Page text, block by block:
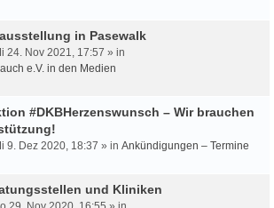
in Pasewalk
24. Nov 2021, 17:57 » in
e.V. in den Medien
#DKBHerzenswunsch – Wir brauchen
9. Dez 2020, 18:37 » in Ankündigungen – Termine
und Kliniken